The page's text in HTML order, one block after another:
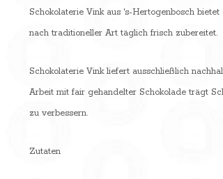
Schokolaterie Vink aus 's-Hertogenbosch
nach traditioneller Art täglich frisch zubereitet.
Schokolaterie Vink liefert ausschließlich
Arbeit mit fair gehandelter Schokolade trägt
zu verbessern.
Zutaten